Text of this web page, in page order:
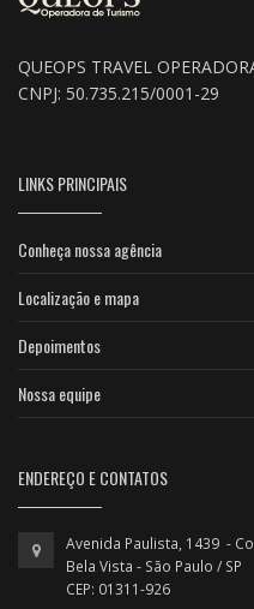
QUEOPS TRAVEL
CNPJ: 50.735.215/0001-29
LINKS PRINCIPAIS
Conheça nossa agência
Localização e mapa
Depoimentos
Nossa equipe
ENDEREÇO E CONTATOS
Avenida Paulista, 1439 -
Bela Vista - São Paulo / SP
CEP: 01311-926